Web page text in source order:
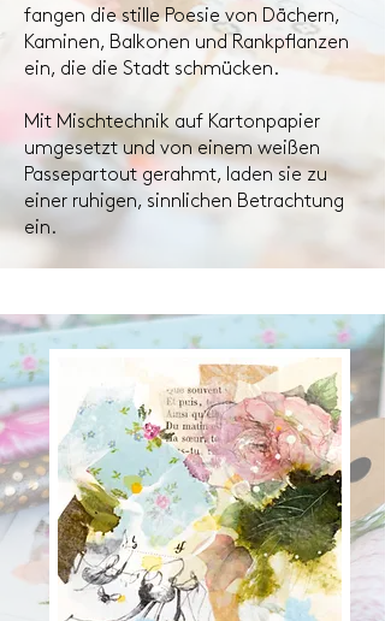
fangen die stille Poesie von Dächern,
Kaminen, Balkonen und Rankpflanzen
ein, die die Stadt schmücken.
Mit Mischtechnik auf Kartonpapier
umgesetzt und von einem weißen
Passepartout gerahmt, laden sie zu
einer ruhigen, sinnlichen Betrachtung
ein.